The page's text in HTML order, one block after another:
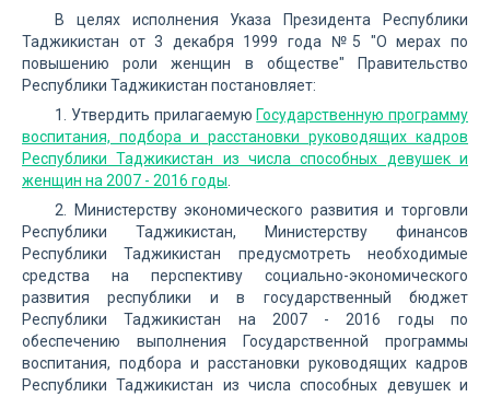
В целях исполнения Указа Президента Республики
Таджикистан от 3 декабря 1999 года №5 "О мерах по
повышению роли женщин в обществе" Правительство
Республики Таджикистан постановляет:
1. Утвердить прилагаемую Государственную программу
воспитания, подбора и расстановки руководящих кадров
Республики Таджикистан из числа способных девушек и
женщин на 2007 - 2016 годы
2. Министерству экономического развития и торговли
Республики Таджикистан, Министерству финансов
Республики Таджикистан предусмотреть необходимые
средства на перспективу социально-экономического
развития республики и в государственный бюджет
Республики Таджикистан на 2007 - 2016 годы по
обеспечению выполнения Государственной программы
воспитания, подбора и расстановки руководящих кадров
Республики Таджикистан из числа способных девушек и